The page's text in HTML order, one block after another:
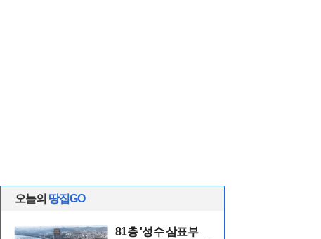
오늘의 땅집GO
81층 '성수 삼표부